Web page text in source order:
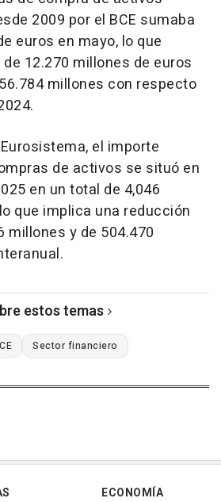
2009 por el BCE sumaba
euros en mayo, lo que
12.270 millones de euros
millones con respecto
el importe
de activos se situó en
en un total de 4,046
que implica una reducción
millones y de 504.470
estos temas
Sector financiero
ECONOMÍA